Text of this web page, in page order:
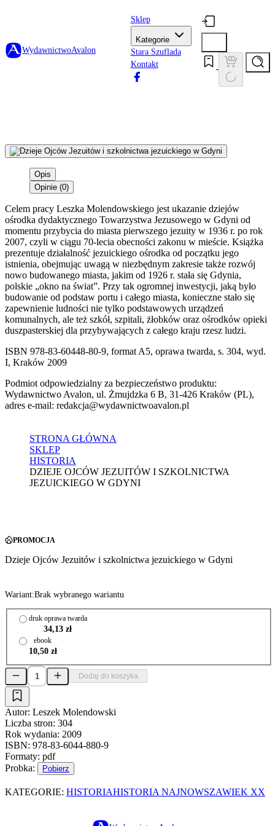
WydawnictwoAvalon
Sklep
Kategorie
Stara Szuflada
Kontakt
Opis
Opinie (0)
Celem pracy Leszka Molendowskiego jest ukazanie dziejów
ośrodka dydaktycznego Towarzystwa Jezusowego w Gdyni od
momentu przybycia do miasta pierwszego jezuity w 1936 r. po rok
2007, czyli w ciągu 70-lecia obecności zakonu w mieście. Książka
prezentuje działalność jezuickiego ośrodka od początku jego
istnienia, obejmując uwagą w niezbędnym zakresie także rozwój
nowo budowanego miasta, jakim od 1926 r. stała się Gdynia,
polskie „okno na świat”. Przy tak ogromnej inwestycji, jaką było
budowanie od podstaw portu i całego miasta, konieczne stało się
zapewnienie ludności nie tylko podstawowych urządzeń
komunalnych, ale też szkół, szpitali, żłobków oraz ośrodków opieki
duszpasterskiej dla przybywających z całego kraju rzesz ludzi.
ISBN 978-83-60448-80-9, format A5, oprawa twarda, s. 304, wyd.
I, Kraków 2009
Podmiot odpowiedzialny za bezpieczeństwo produktu:
Wydawnictwo Avalon, ul. Żmujdzka 6 B, 31-426 Kraków (PL),
adres e-mail: redakcja@wydawnictwoavalon.pl
STRONA GŁÓWNA
SKLEP
HISTORIA
DZIEJE OJCÓW JEZUITÓW I SZKOLNICTWA
JEZUICKIEGO W GDYNI
PROMOCJA
Dzieje Ojców Jezuitów i szkolnictwa jezuickiego w Gdyni
Wariant:Brak wybranego wariantu
druk oprawa twarda
34,13 zł
ebook
10,50 zł
Dodaj do koszyka
Autor: Leszek Molendowski
Liczba stron: 304
Rok wydania: 2009
ISBN: 978-83-6044-880-9
Formaty: pdf
Probka:
Pobierz
KATEGORIE: HISTORIAHISTORIA NAJNOWSZAWIEK XX